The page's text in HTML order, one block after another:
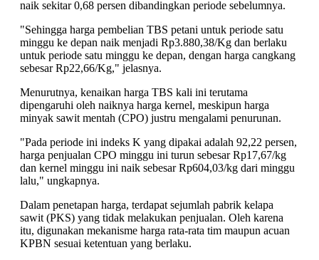
naik sekitar 0,68 persen dibandingkan periode sebelumnya.
"Sehingga harga pembelian TBS petani untuk periode satu
minggu ke depan naik menjadi Rp3.880,38/Kg dan berlaku
untuk periode satu minggu ke depan, dengan harga cangkang
sebesar Rp22,66/Kg," jelasnya.
Menurutnya, kenaikan harga TBS kali ini terutama
dipengaruhi oleh naiknya harga kernel, meskipun harga
minyak sawit mentah (CPO) justru mengalami penurunan.
"Pada periode ini indeks K yang dipakai adalah 92,22 persen,
harga penjualan CPO minggu ini turun sebesar Rp17,67/kg
dan kernel minggu ini naik sebesar Rp604,03/kg dari minggu
lalu," ungkapnya.
Dalam penetapan harga, terdapat sejumlah pabrik kelapa
sawit (PKS) yang tidak melakukan penjualan. Oleh karena
itu, digunakan mekanisme harga rata-rata tim maupun acuan
KPBN sesuai ketentuan yang berlaku.